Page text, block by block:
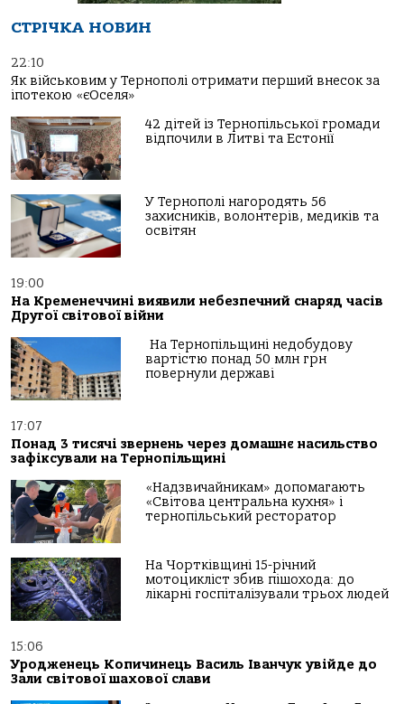
СТРІЧКА НОВИН
22:10
Як військовим у Тернополі отримати перший внесок за
іпотекою «єОселя»
42 дітей із Тернопільської громади
відпочили в Литві та Естонії
У Тернополі нагородять 56
захисників, волонтерів, медиків та
освітян
19:00
На Кременеччині виявили небезпечний снаряд часів
Другої світової війни
На Тернопільщині недобудову
вартістю понад 50 млн грн
повернули державі
17:07
Понад 3 тисячі звернень через домашнє насильство
зафіксували на Тернопільщині
«Надзвичайникам» допомагають
«Світова центральна кухня» і
тернопільський ресторатор
На Чортківщині 15-річний
мотоцикліст збив пішохода: до
лікарні госпіталізували трьох людей
15:06
Уродженець Копичинець Василь Іванчук увійде до
Зали світової шахової слави